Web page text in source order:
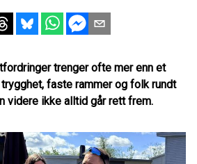
trenger ofte mer enn et
faste rammer og folk rundt
videre ikke alltid går rett frem.